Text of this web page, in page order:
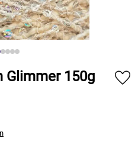
Glimmer 150g